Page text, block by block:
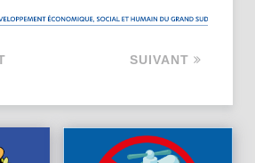
SUIVANT